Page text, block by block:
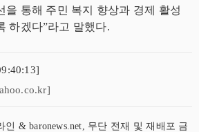
을 통해 주민 복지 향상과 경제 활성
하겠다”라고 말했다.
& baronews.net, 무단 전재 및 재배포 금